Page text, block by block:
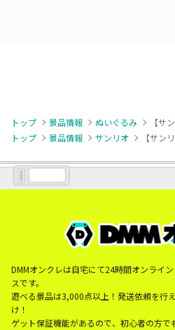
トップ 景品情報 ぬいぐるみ
トップ
景品情報 サンリオ
DMMオンクレは自宅にて24時間オンライ
スです。
遊べる景品は3,000点以上！発送依頼を行
け！
ゲット保証機能があるので、初心者の方で